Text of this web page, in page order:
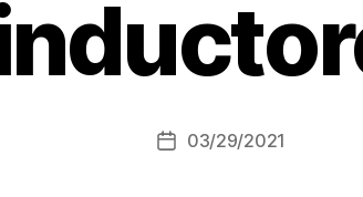
Autor
r
M
c
Fecha03/29/2021